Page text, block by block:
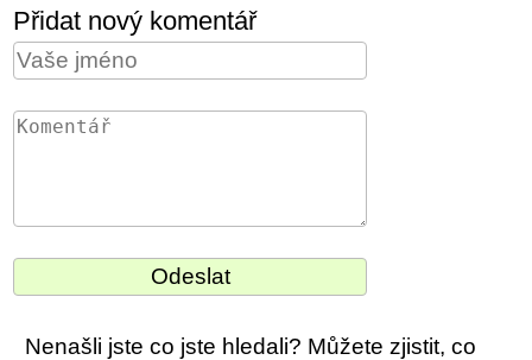
Přidat nový komentář
Nenašli jste co jste hledali? Můžete zjistit, co